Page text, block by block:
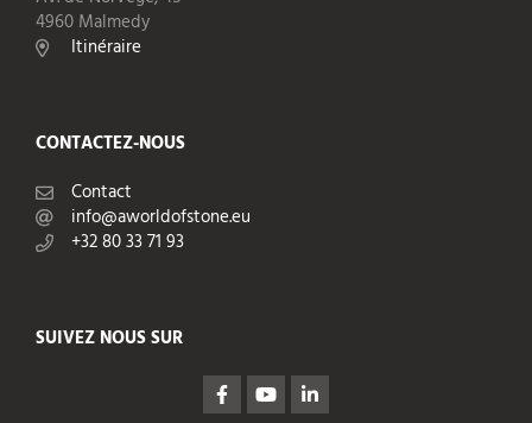
4960 Malmedy
Itinéraire
CONTACTEZ-NOUS
Contact
info@aworldofstone.eu
+32 80 33 71 93
SUIVEZ NOUS SUR